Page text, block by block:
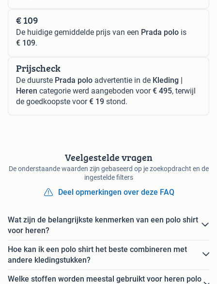
€ 109
De huidige gemiddelde prijs van een Prada polo is
€ 109.
Prijscheck
De duurste Prada polo advertentie in de Kleding |
Heren categorie werd aangeboden voor€ 495, terwijl
de goedkoopste voor€ 19 stond.
Veelgestelde vragen
De onderstaande waarden zijn gebaseerd op je zoekopdracht en de
ingestelde filters
Deel opmerkingen over deze FAQ
Wat zijn de belangrijkste kenmerken van een polo shirt
voor heren?
Hoe kan ik een polo shirt het beste combineren met
andere kledingstukken?
Welke stoffen worden meestal gebruikt voor heren polo